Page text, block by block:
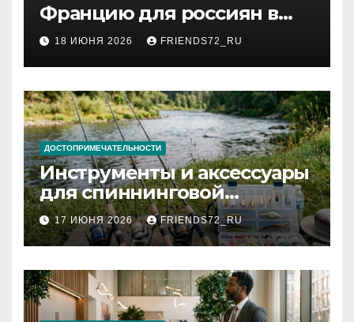
Францию для россиян в
2026 году: сроки от 3 дней
и список необходимых
документов
18 ИЮНЯ 2026 FRIENDS72_RU
ДОСТОПРИМЕЧАТЕЛЬНОСТИ
Инструменты и аксессуары
для спиннинговой
рыбалки: назначение и
типы
17 ИЮНЯ 2026 FRIENDS72_RU